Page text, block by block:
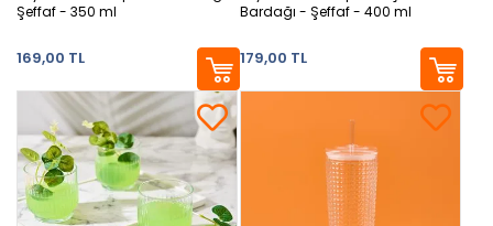
Şeffaf - 350 ml
169,00 TL
Bardağı - Şeffaf - 400 ml
179,00 TL